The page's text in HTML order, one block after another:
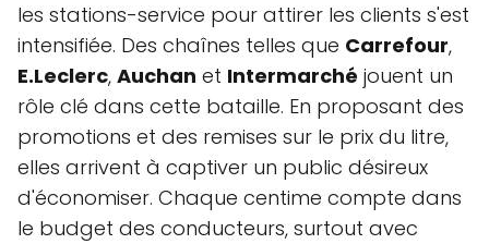
les stations-service pour attirer les clients s'est
intensifiée. Des chaînes telles que Carrefour,
E.Leclerc, Auchan et Intermarché jouent un
rôle clé dans cette bataille. En proposant des
promotions et des remises sur le prix du litre,
elles arrivent à captiver un public désireux
d'économiser. Chaque centime compte dans
le budget des conducteurs, surtout avec